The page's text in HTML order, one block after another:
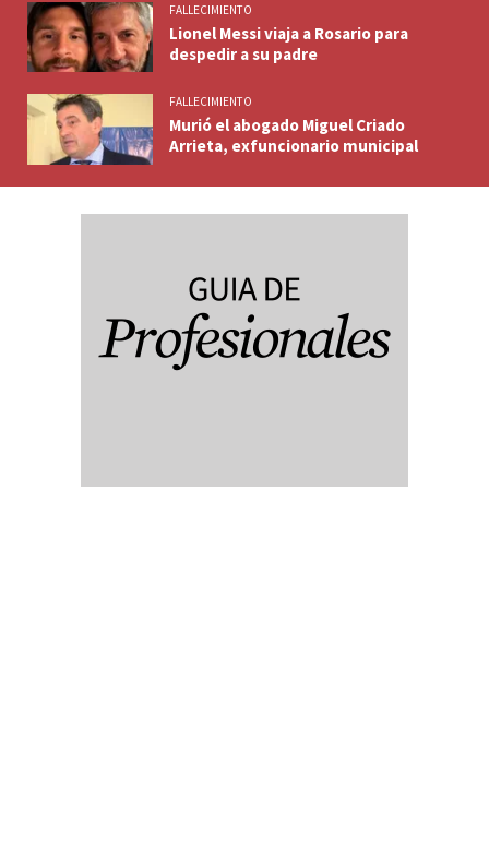
FALLECIMIENTO
Lionel Messi viaja a Rosario para
despedir a su padre
FALLECIMIENTO
Murió el abogado Miguel Criado
Arrieta, exfuncionario municipal